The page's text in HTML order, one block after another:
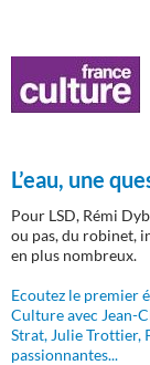
L’eau, une
Pour LSD, Rémi
ou pas, du robinet,
en plus nombreux.
Ecoutez le premier
Culture avec Jean-
Strat, Julie Trottier,
passionnantes...